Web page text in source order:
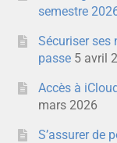
semestre
Sécuriser ses
passe 5 avril
Accès à
mars 2026
S’assurer de